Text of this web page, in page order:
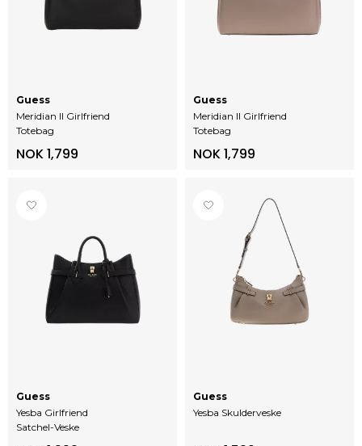
Meridian II Girlfriend
Totebag
Guess
NOK 1,799
Meridian II Girlfriend
Totebag
Guess
NOK 1,799
Yesba Girlfriend
Satchel-Veske
Guess
Yesba Skulderveske
Guess